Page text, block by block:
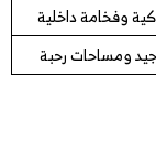
وفخامة داخلية
ومساحات رحبة